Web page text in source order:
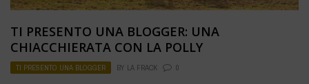
TI PRESENTO UNA BLOGGER: UNA
CHIACCHIERATA CON LA POLLY
TI PRESENTO UNA BLOGGER BY LA FRACK 0